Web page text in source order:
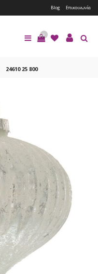
Blog Επικοινωνία
0
24610 25 800